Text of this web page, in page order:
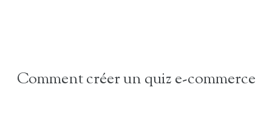
Comment créer un quiz e-commerce